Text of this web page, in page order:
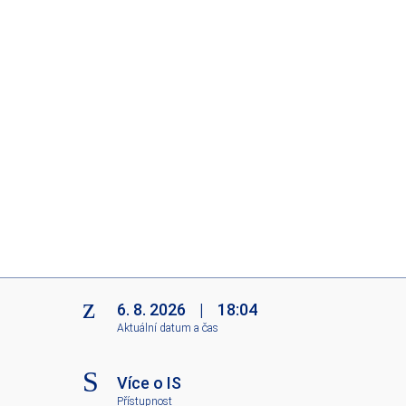
6. 8. 2026 | 18:04
Aktuální datum a čas
Více o IS
Přístupnost